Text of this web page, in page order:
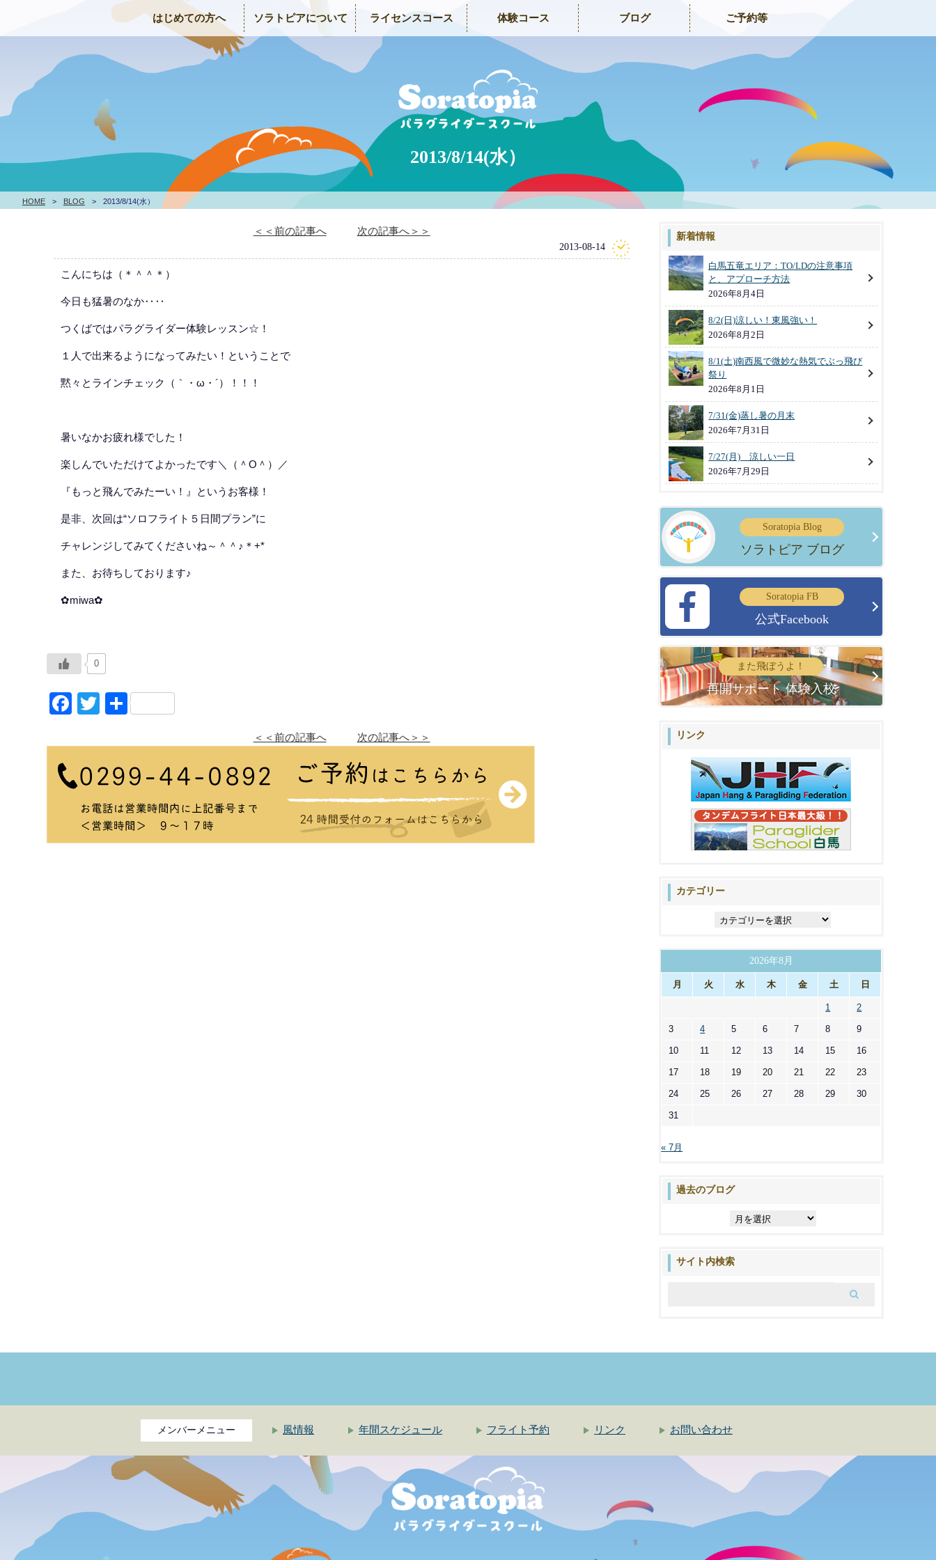
はじめての方へ ソラトピアについて ライセンスコース 体験コース ブログ ご予約等
HOME > BLOG > 2013/8/14(水）
2013/8/14(水）
＜＜前の記事へ 次の記事へ＞＞
2013-08-14
こんにちは（＊＾＾＊）
今日も猛暑のなか‥‥
つくばではパラグライダー体験レッスン☆！
１人で出来るようになってみたい！ということで
黙々とラインチェック（｀・ω・´）！！！
暑いなかお疲れ様でした！
楽しんでいただけてよかったです＼（＾O＾）／
『もっと飛んでみたーい！』というお客様！
是非、次回は“ソロフライト５日間プラン”に
チャレンジしてみてくださいね～＾＾♪＊+*
また、お待ちしております♪
✿miwa✿
0
Facebook
Twitter
共
＜＜前の記事へ 次の記事へ＞＞
新着情報
白馬五竜エリア：TO/LDの注意事項
と、アプローチ方法
2026年8月4日
8/2(日)涼しい！東風強い！
2026年8月2日
8/1(土)南西風で微妙な熱気でぶっ飛び
祭り
2026年8月1日
7/31(金)蒸し暑の月末
2026年7月31日
7/27(月) 涼しい一日
2026年7月29日
Soratopia Blog
ソラトピア ブログ
Soratopia FB
公式Facebook
また飛ぼうよ！
再開サポート 体験入校
リンク
カテゴリー
ー
2026年8月
月 火 水 木 金 土 日
1 2
3 4 5 6 7 8 9
10 11 12 13 14 15 16
17 18 19 20 21 22 23
24 25 26 27 28 29 30
31
« 7月
過去のブログ
ブ
サイト内検索
メンバーメニュー 風情報 年間スケジュール フライト予約 リンク お問い合わせ